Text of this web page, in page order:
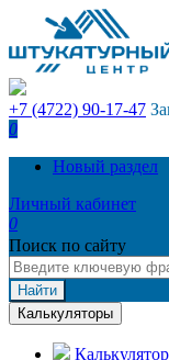
+7 (4722) 90-17-47
0
Новый раздел
Личный кабинет
0
Поиск по сайту
Найти
Калькуляторы